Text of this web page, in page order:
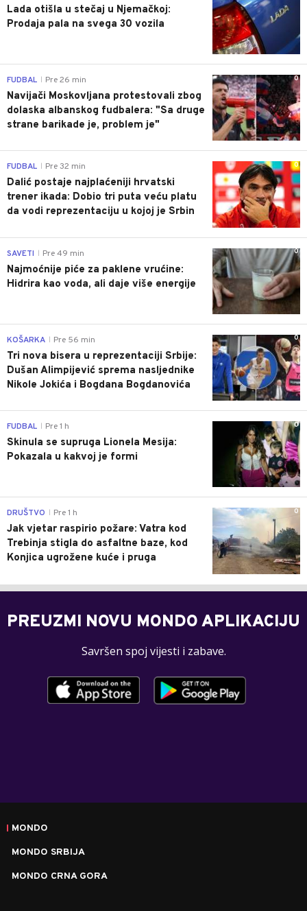
Lada otišla u stečaj u Njemačkoj:
Prodaja pala na svega 30 vozila
0
FUDBAL Pre 26 min
Navijači Moskovljana protestovali zbog
dolaska albanskog fudbalera: "Sa druge
strane barikade je, problem je"
0
FUDBAL Pre 32 min
Dalić postaje najplaćeniji hrvatski
trener ikada: Dobio tri puta veću platu
da vodi reprezentaciju u kojoj je Srbin
0
SAVETI Pre 49 min
Najmoćnije piće za paklene vrućine:
Hidrira kao voda, ali daje više energije
0
KOŠARKA Pre 56 min
Tri nova bisera u reprezentaciji Srbije:
Dušan Alimpijević sprema nasljednike
Nikole Jokića i Bogdana Bogdanovića
0
FUDBAL Pre 1 h
Skinula se supruga Lionela Mesija:
Pokazala u kakvoj je formi
0
DRUŠTVO Pre 1 h
Jak vjetar raspirio požare: Vatra kod
Trebinja stigla do asfaltne baze, kod
Konjica ugrožene kuće i pruga
PREUZMI NOVU MONDO APLIKACIJU
Savršen spoj vijesti i zabave.
MONDO
MONDO SRBIJA
MONDO CRNA GORA